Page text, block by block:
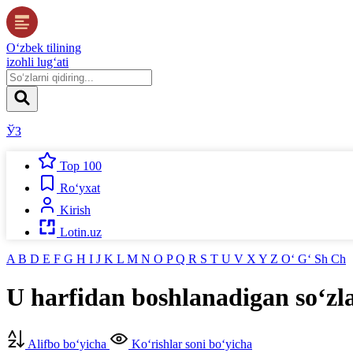
O‘zbek tilining
izohli lug‘ati
ЎЗ
Top 100
Ro‘yxat
Kirish
Lotin.uz
A B D E F G H I J K L M N O PQ R S T U V X Y Z O‘ G‘ Sh Ch
U harfidan boshlanadigan
Alifbo bo‘yicha Ko‘rishlar soni bo‘yicha